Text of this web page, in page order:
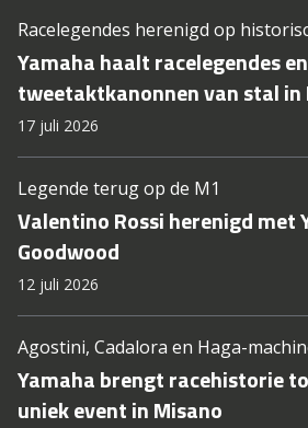
Racelegendes herenigd op
Yamaha haalt racelegendes en
tweetaktkanonnen van stal in
17 juli 2026
Legende terug op de M1
Valentino Rossi herenigd met
Goodwood
12 juli 2026
Agostini, Cadalora en Haga-
Yamaha brengt racehistorie
uniek event in Misano